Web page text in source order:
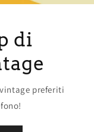
di
preferiti